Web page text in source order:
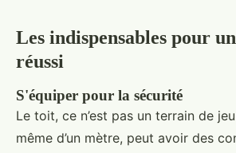
Les indispensables pour
réussi
S'équiper pour la sécurité
Le toit, ce n’est pas un terrain de
même d’un mètre, peut avoir des